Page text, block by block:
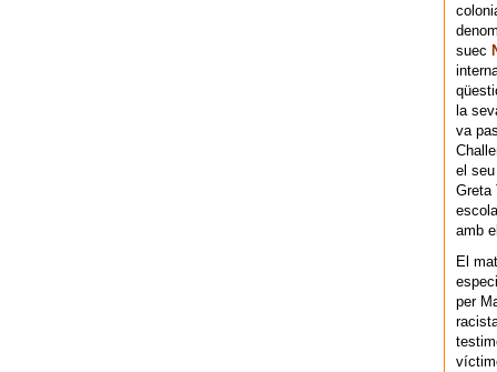
suec
la
va
el
Greta
amb
El
per